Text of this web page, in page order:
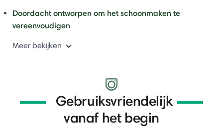
Doordacht ontworpen om het schoonmaken te
vereenvoudigen
Meer bekijken
Gebruiksvriendelijk
vanaf het begin